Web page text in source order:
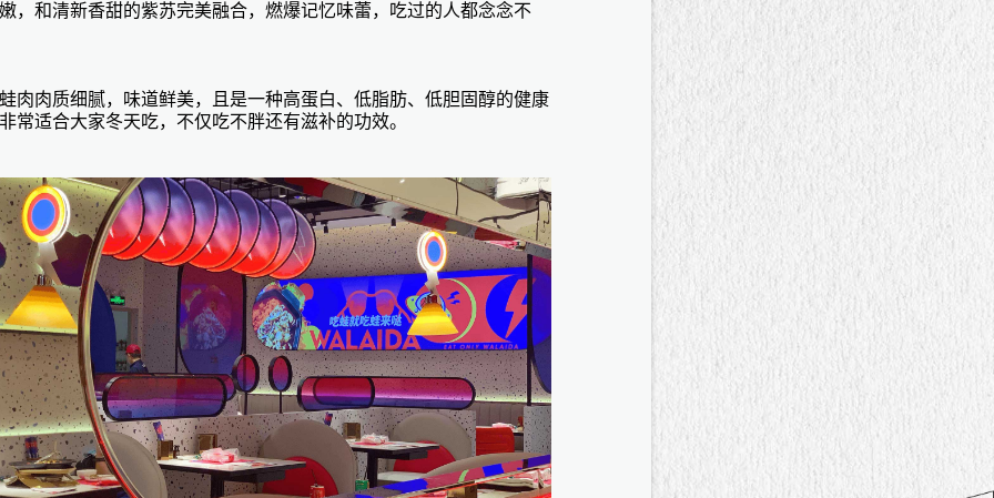
，和清新香甜的紫苏完美融合，燃爆记忆味蕾，吃过的人都念念不
肉肉质细腻，味道鲜美，且是一种高蛋白、低脂肪、低胆固醇的健康
常适合大家冬天吃，不仅吃不胖还有滋补的功效。